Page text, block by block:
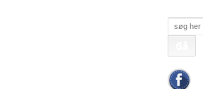
efter: